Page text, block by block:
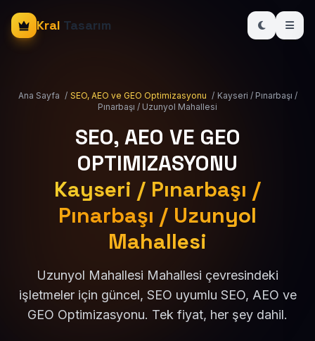
Kral Tasarım
Ana Sayfa / SEO, AEO ve GEO Optimizasyonu / Kayseri / Pınarbaşı /
Pınarbaşı / Uzunyol Mahallesi
SEO, AEO VE GEO
OPTIMIZASYONU
Kayseri / Pınarbaşı /
Pınarbaşı / Uzunyol
Mahallesi
Uzunyol Mahallesi Mahallesi çevresindeki
işletmeler için güncel, SEO uyumlu SEO, AEO ve
GEO Optimizasyonu. Tek fiyat, her şey dahil.